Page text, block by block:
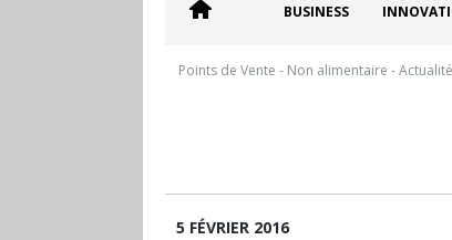
BUSINESS
Points de Vente - Non alimentaire -
5 FÉVRIER 2016